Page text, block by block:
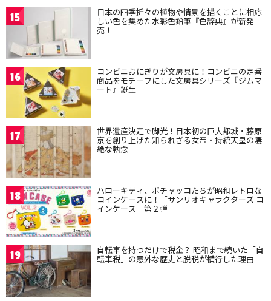
15 日本の四季折々の植物や情景を描くことに相応
しい色を集めた水彩色鉛筆『色辞典』が新発
売！
16 コンビニおにぎりが文房具に！コンビニの定番
商品をモチーフにした文房具シリーズ『ジムマ
ート』誕生
17 世界遺産決定で脚光！日本初の巨大都城・藤原
京を創り上げた知られざる女帝・持統天皇の凄
絶な執念
18 ハローキティ、ポチャッコたちが昭和レトロな
コインケースに！「サンリオキャラクターズ コ
インケース」第２弾
19 自転車を持つだけで税金？ 昭和まで続いた「自
転車税」の意外な歴史と脱税が横行した理由